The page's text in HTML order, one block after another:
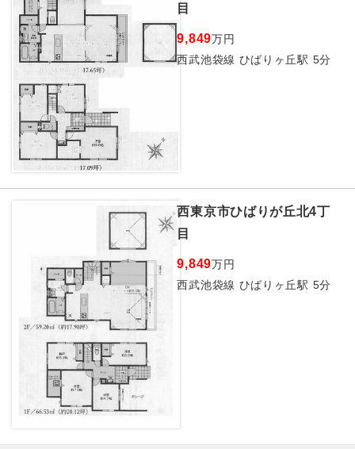
目
9,849万円
西武池袋線 ひばりヶ丘駅 5分
西東京市ひばりが丘北4丁
目
9,849万円
西武池袋線 ひばりヶ丘駅 5分